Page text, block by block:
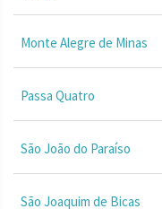
Monte Alegre de Minas
Passa Quatro
São João do Paraíso
São Joaquim de Bicas